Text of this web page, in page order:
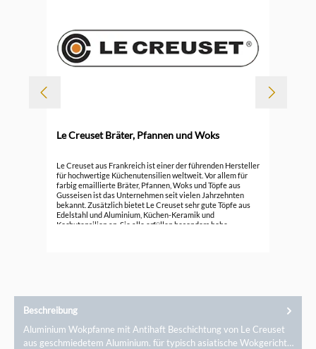
Le Creuset Bräter, Pfannen und Woks
Le Creuset aus Frankreich ist einer der führenden Hersteller
für hochwertige Küchenutensilien weltweit. Vor allem für
farbig emaillierte Bräter, Pfannen, Woks und Töpfe aus
Gusseisen ist das Unternehmen seit vielen Jahrzehnten
bekannt. Zusätzlich bietet Le Creuset sehr gute Töpfe aus
Edelstahl und Aluminium, Küchen-Keramik und
Kochutensilien an. Sie alle erfüllen besonders hohe
Beschreibung
Aluminium Wokpfanne mit Antihaft Beschichtung von Le Creuset
aus geschmiedetem Aluminium. für typisch asiatische Wokgericht…